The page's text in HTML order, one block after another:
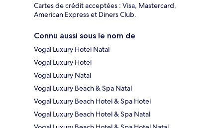
Cartes de crédit acceptées : Visa, Mastercard,
American Express et Diners Club.
Connu aussi sous le nom de
Vogal Luxury Hotel Natal
Vogal Luxury Hotel
Vogal Luxury Natal
Vogal Luxury Beach & Spa Natal
Vogal Luxury Beach Hotel & Spa Hotel
Vogal Luxury Beach Hotel & Spa Natal